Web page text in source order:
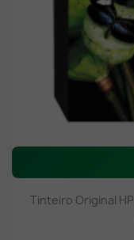
Tinteiro Original